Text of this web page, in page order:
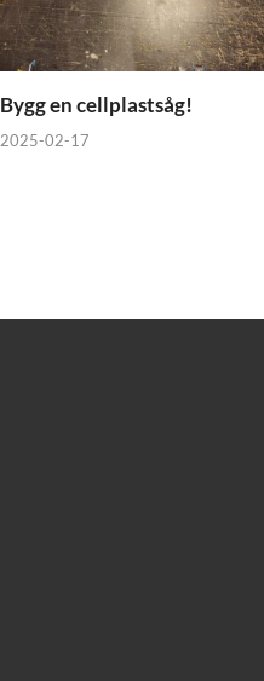
Bygg en cellplastsåg!
2025-02-17